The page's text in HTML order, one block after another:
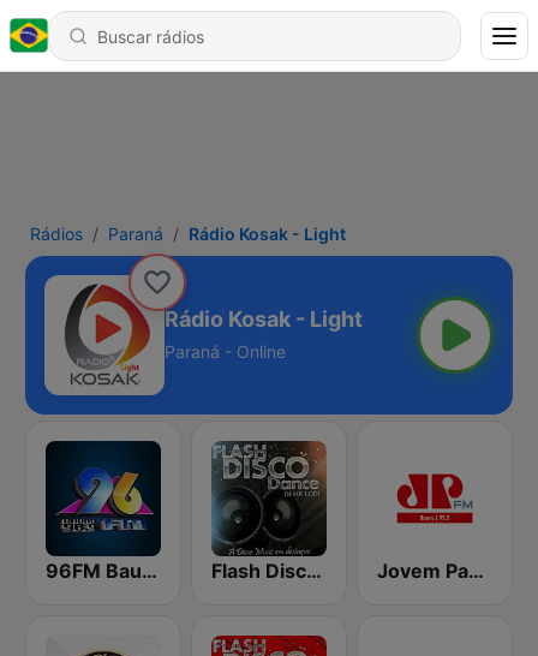
Rádios Paraná Rádio Kosak - Light
Rádio Kosak - Light
Paraná - Online
96FM Bauru Flash Disco Dance Jovem Pan Bauru